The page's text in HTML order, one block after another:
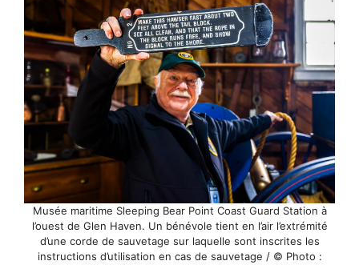
Musée maritime Sleeping Bear Point Coast Guard Station à
l’ouest de Glen Haven. Un bénévole tient en l’air l’extrémité
d’une corde de sauvetage sur laquelle sont inscrites les
instructions d’utilisation en cas de sauvetage / © Photo :